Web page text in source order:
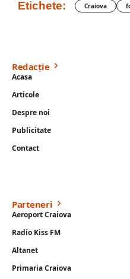
Etichete: Craiova
Redacție
Acasa
Articole
Despre noi
Publicitate
Contact
Parteneri
Aeroport Craiova
Radio Kiss FM
Altanet
Primaria Craiova